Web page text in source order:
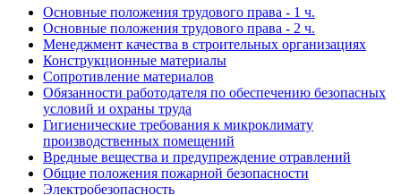
Основные положения трудового права - 1 ч.
Основные положения трудового права - 2 ч.
Менеджмент качества в строительных организациях
Конструкционные материалы
Сопротивление материалов
Обязанности работодателя по обеспечению безопасных
условий и охраны труда
Гигиенические требования к микроклимату
производственных помещений
Вредные вещества и предупреждение отравлений
Общие положения пожарной безопасности
Электробезопасность